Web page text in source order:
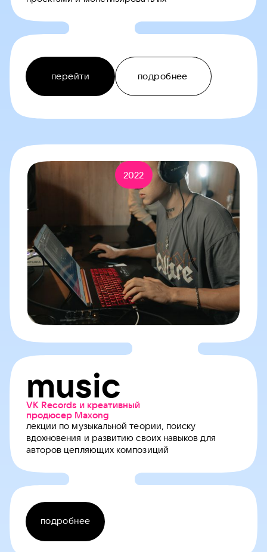
перейти подробнее
music
VK Records и креативный
продюсер Maxong
лекции по музыкальной теории, поиску
вдохновения и развитию своих навыков для
авторов цепляющих композиций
подробнее
2022